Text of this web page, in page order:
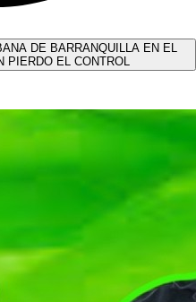
DE BARRANQUILLA EN EL
PIERDO EL CONTROL